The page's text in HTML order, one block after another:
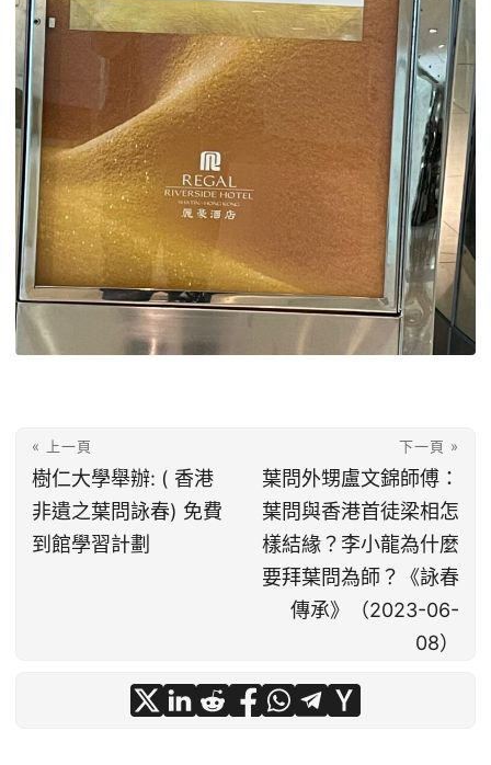
« 上一頁
樹仁大學舉辦: ( 香港
非遺之葉問詠春) 免費
到館學習計劃
下一頁 »
葉問外甥盧文錦師傅：
葉問與香港首徒梁相怎
樣結緣？李小龍為什麼
要拜葉問為師？《詠春
傳承》（2023-06-
08）